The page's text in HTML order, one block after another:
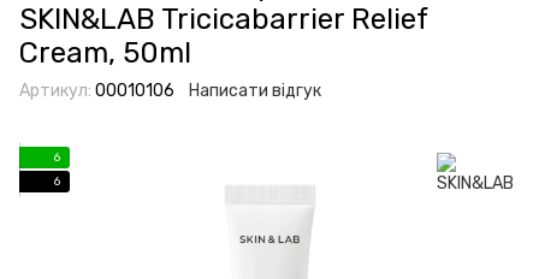
SKIN&LAB Tricicabarrier Relief
Cream, 50ml
Артикул: 00010106 Написати відгук
6
6